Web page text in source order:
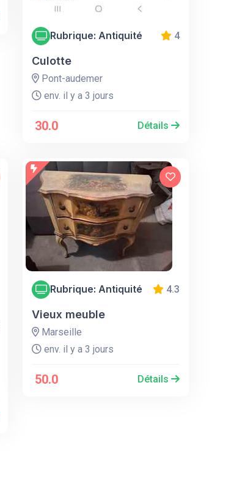
Rubrique: Antiquité 4
Culotte
Pont-audemer
env. il y a 3 jours
30.0 Détails
Rubrique: Antiquité 4.3
Vieux meuble
Marseille
env. il y a 3 jours
50.0 Détails